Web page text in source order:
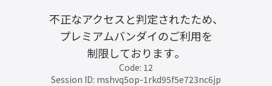
不正なアクセスと判定されたため、
プレミアムバンダイのご利用を
制限しております。
Code: 12
Session ID: mshvq5op-1rkd95f5e723nc6jp